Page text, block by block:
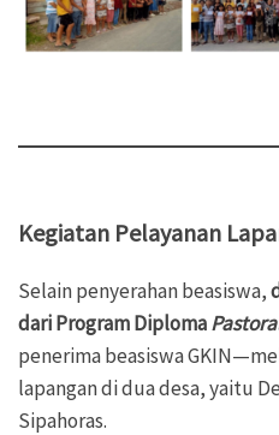
Kegiatan Pelayanan
Selain penyerahan beasiswa,
dari Program Diploma
penerima beasiswa
lapangan di dua desa, yaitu
Sipahoras.